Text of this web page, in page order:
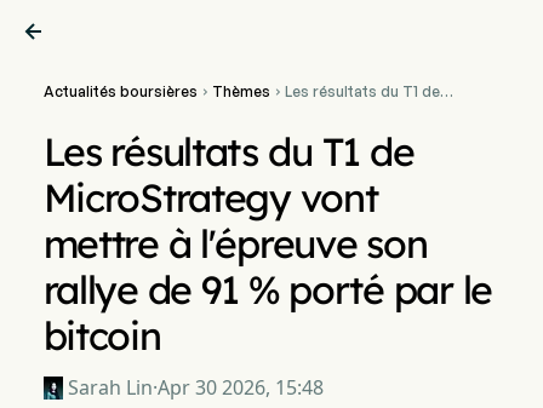

Actualités boursières  Thèmes  Les résultats du T1 de
% porté par le bitcoin
Les résultats du T1 de
MicroStrategy vont
mettre à l'épreuve son
rallye de 91 % porté par le
bitcoin
Sarah Lin·Apr 30 2026, 15:48